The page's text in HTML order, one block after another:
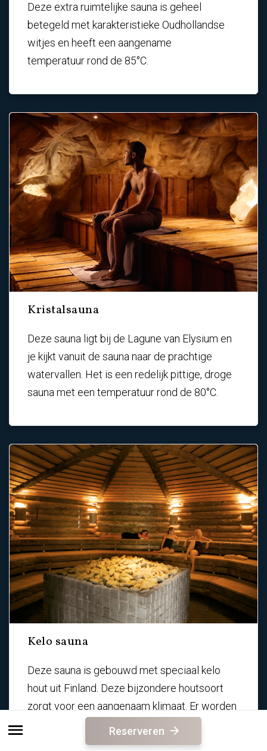
Reserveren
Deze extra ruimtelijke sauna is geheel
betegeld met karakteristieke Oudhollandse
witjes en heeft een aangename
temperatuur rond de 85°C.
Kristalsauna
Deze sauna ligt bij de Lagune van Elysium en
je kijkt vanuit de sauna naar de prachtige
watervallen. Het is een redelijk pittige, droge
sauna met een temperatuur rond de 80°C.
Kelo sauna
Deze sauna is gebouwd met speciaal kelo
hout uit Finland. Deze bijzondere houtsoort
zorgt voor een aangenaam klimaat. Er worden
dagelijks opgietingen verzorgd door de
saunameesters in deze sauna.